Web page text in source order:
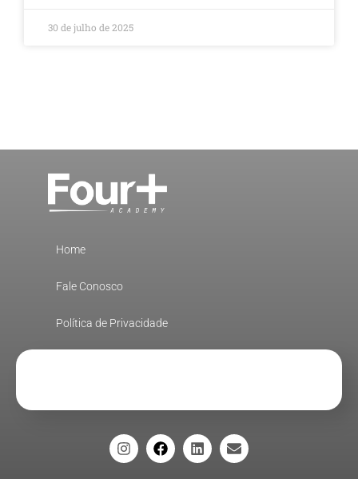
30 de julho de 2025
Home
Fale Conosco
Política de Privacidade